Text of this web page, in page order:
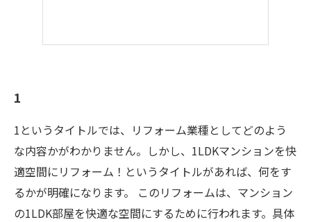
1
1というタイトルでは、リフォーム業種としてどのよう
な内容かがわかりません。しかし、1LDKマンションを快
適空間にリフォーム！というタイトルがあれば、何をす
るかが明確になります。 このリフォームは、マンション
の1LDK部屋を快適な空間にするために行われます。具体